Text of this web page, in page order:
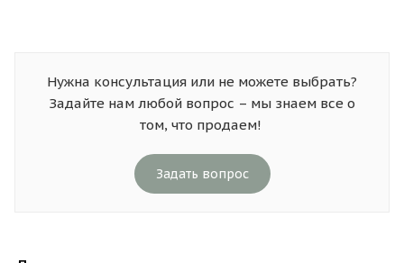
Нужна консультация или не можете выбрать?
Задайте нам любой вопрос – мы знаем все о
том, что продаем!
Задать вопрос